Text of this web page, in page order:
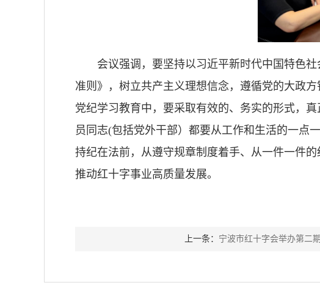
会议强调，要坚持以习近平新时代中国特色
准则》，树立共产主义理想信念，遵循党的大政
党纪学习教育中，要采取有效的、务实的形式，
员同志(包括党外干部）都要从工作和生活的一点
持纪在法前，从遵守规章制度着手、从一件一件
推动红十字事业高质量发展。
上一条： 宁波市红十字会举办第二